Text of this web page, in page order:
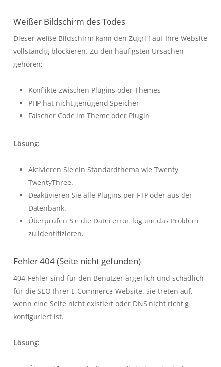
Weißer Bildschirm des Todes
Dieser weiße Bildschirm kann den Zugriff auf Ihre Website
vollständig blockieren. Zu den häufigsten Ursachen
gehören:
Konflikte zwischen Plugins oder Themes
PHP hat nicht genügend Speicher
Falscher Code im Theme oder Plugin
Lösung:
Aktivieren Sie ein Standardthema wie Twenty
TwentyThree.
Deaktivieren Sie alle Plugins per FTP oder aus der
Datenbank.
Überprüfen Sie die Datei error_logum das Problem
zu identifizieren.
Fehler 404 (Seite nicht gefunden)
404-Fehler sind für den Benutzer ärgerlich und schädlich
für die SEO Ihrer E-Commerce-Website. Sie treten auf,
wenn eine Seite nicht existiert oder DNS nicht richtig
konfiguriert ist.
Lösung: